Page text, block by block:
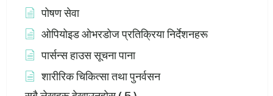
पोषण सेवा
ओपियोइड ओभरडोज प्रतिक्रिया निर्देशनहरू
पार्सन्स हाउस सूचना पाना
शारीरिक चिकित्सा तथा पुनर्वसन